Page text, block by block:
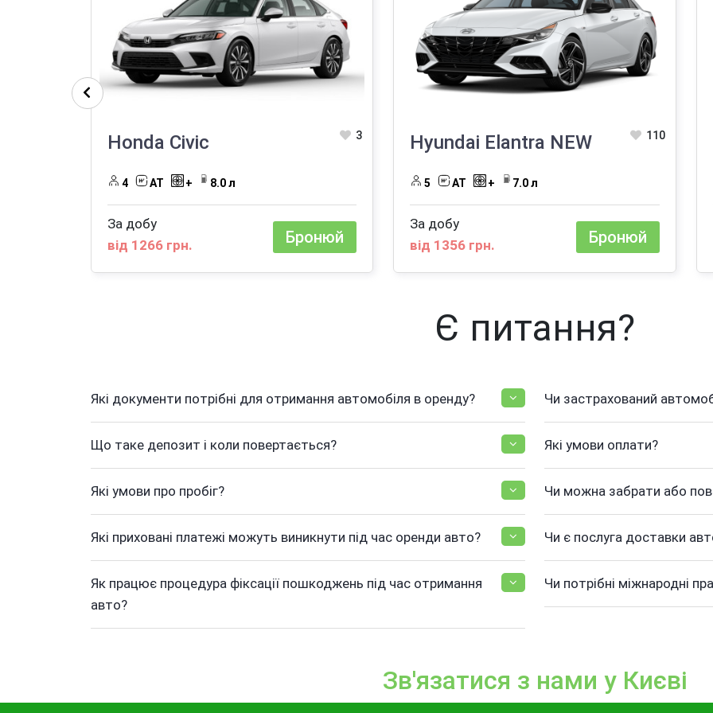
Honda Civic 3
4 AT + 8.0 л
За добу
від 1266 грн.
Бронюй
Hyundai Elantra NEW 110
5 AT + 7.0 л
За добу
від 1356 грн.
Бронюй
Є питання?
Які документи потрібні для отримання автомобіля в оренду?
Що таке депозит і коли повертається?
Які умови про пробіг?
Які приховані платежі можуть виникнути під час оренди авто?
Як працює процедура фіксації пошкоджень під час отримання
авто?
Чи застрахований
Які умови оплати?
Чи можна забрати або
Чи є послуга доставки
Чи потрібні міжнародні
Зв'язатися з нами у Києві